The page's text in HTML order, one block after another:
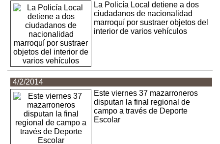
La Policía Local detiene a dos
ciudadanos de nacionalidad
marroquí por sustraer objetos del
interior de varios vehículos
4/2/2014
Este viernes 37 mazarroneros
disputan la final regional de
campo a través de Deporte
Escolar